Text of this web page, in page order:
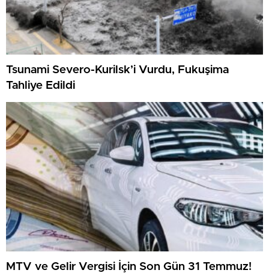
Tsunami Severo-Kurilsk’i Vurdu, Fukuşima
Tahliye Edildi
MTV ve Gelir Vergisi İçin Son Gün 31 Temmuz!